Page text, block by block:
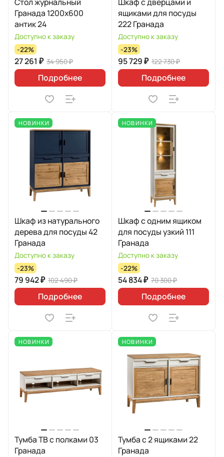
Гранада 1200х600
антик 24
Доступно к заказу
-22%
27 261 ₽ 34 950 ₽
Подробнее
ящиками для посуды
222 Гранада
Доступно к заказу
-23%
95 729 ₽ 122 730 ₽
Подробнее
НОВИНКИ
Шкаф из натурального
дерева для посуды 42
Гранада
Доступно к заказу
-23%
79 942 ₽ 102 490 ₽
Подробнее
НОВИНКИ
Шкаф с одним ящиком
для посуды узкий 111
Гранада
Доступно к заказу
-22%
54 834 ₽ 70 300 ₽
Подробнее
НОВИНКИ
Тумба ТВ с полками 03
Гранада
НОВИНКИ
Тумба с 2 ящиками 22
Гранада